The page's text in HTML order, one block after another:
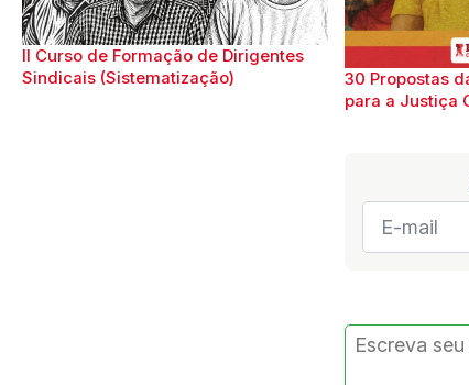
II Curso de Formação de Dirigentes
Sindicais (Sistematização)
30 Propostas
para a Justiça
E-
mail